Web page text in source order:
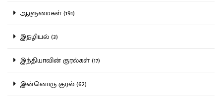
ஆளுமைகள் (191)
இதழியல் (3)
இந்தியாவின் குரல்கள் (17)
இன்னொரு குரல் (62)